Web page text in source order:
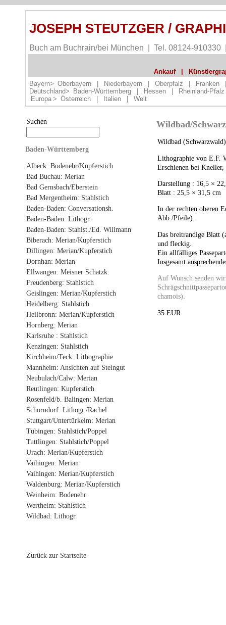
JOSEPH STEUTZGER /
Buch am Buchrain/bei München | Tel. 08124-
Ankauf
Bayern> Oberbayern Niederbayern Oberpfalz Franken
Deutschland>
Baden-Württemberg Hessen
Rheinland-Pfalz
Europa > Österreich Italien Welt
Suchen
Baden-Württemberg
Albeck: Bodenehr/Kupferstich
Bad Buchau: Merian
Bad Gernsbach/Eberstein
Bad Mergentheim: Stahlstich
Baden-Baden: Conversationsh.
Baden-Baden: Lithogr.
Baden-Baden: Stahlst./Ed. Willmann
Biberach: Merian/Kupferstich
Dillingen: Merian/Kupferstich
Dornhan: Merian
Ellwangen: Meisner Schatzk.
Freudenberg: Stahlstich
Geislingen: Merian/Kupferstich
Heidelberg: Stahlstich
Heilbronn: Merian/Kupferstich
Hornberg: Merian
Karlsruhe : Stahlstich
Kenzingen: Stahlstich
Kirchheim/Teck: Lithographie
Mannheim: Ansichten auf Steingut
Neubulach/Calw: Merian
Reutlingen: Kupferstich
Rosenfeld/b. Balingen: Merian
Schorndorf: Lithogr./Rachel
Stuttgart/Untertürkeim: Merian
Tübingen: Stahlstich/Poppel
Tuttlingen: Stahlstich/Poppel
Urach: Merian/Kupferstich
Vaihingen: Merian
Vaihingen: Merian/Kupferstich
Waldenburg: Merian/Kupferstich
Weinheim: Bodenehr
Wertheim: Stahlstich
Wildbad: Lithogr.
Zurück zur Startseite
Wildbad/
Wildbad (Schwarzwald)
Lithographie von E.F.
Erschienen bei
Darstellung : 16,5 ×
Blatt : 25,5 × 31,5 cm
In der rechten oberen
Abb./Pfeile).
Das breitrandige Blatt
und fleckig.
Ein allfälliges
Insgesamt
Auf Wunsch senden
chamois).
35 EUR